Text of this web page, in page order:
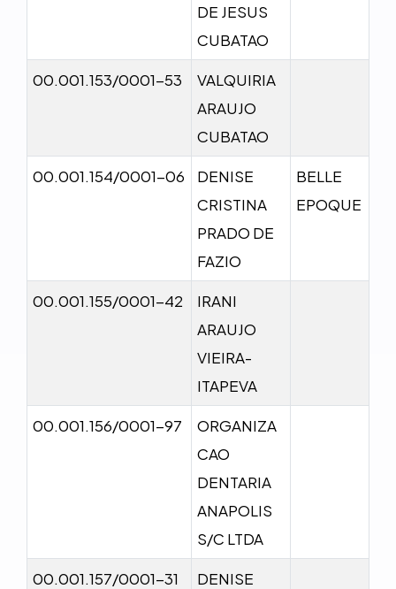
DE JESUS
CUBATAO
00.001.153/0001-53
VALQUIRIA
ARAUJO
CUBATAO
00.001.154/0001-06
DENISE
CRISTINA
PRADO DE
FAZIO
BELLE
EPOQUE
00.001.155/0001-42
IRANI
ARAUJO
VIEIRA-
ITAPEVA
00.001.156/0001-97
ORGANIZA
CAO
DENTARIA
ANAPOLIS
S/C LTDA
00.001.157/0001-31
DENISE